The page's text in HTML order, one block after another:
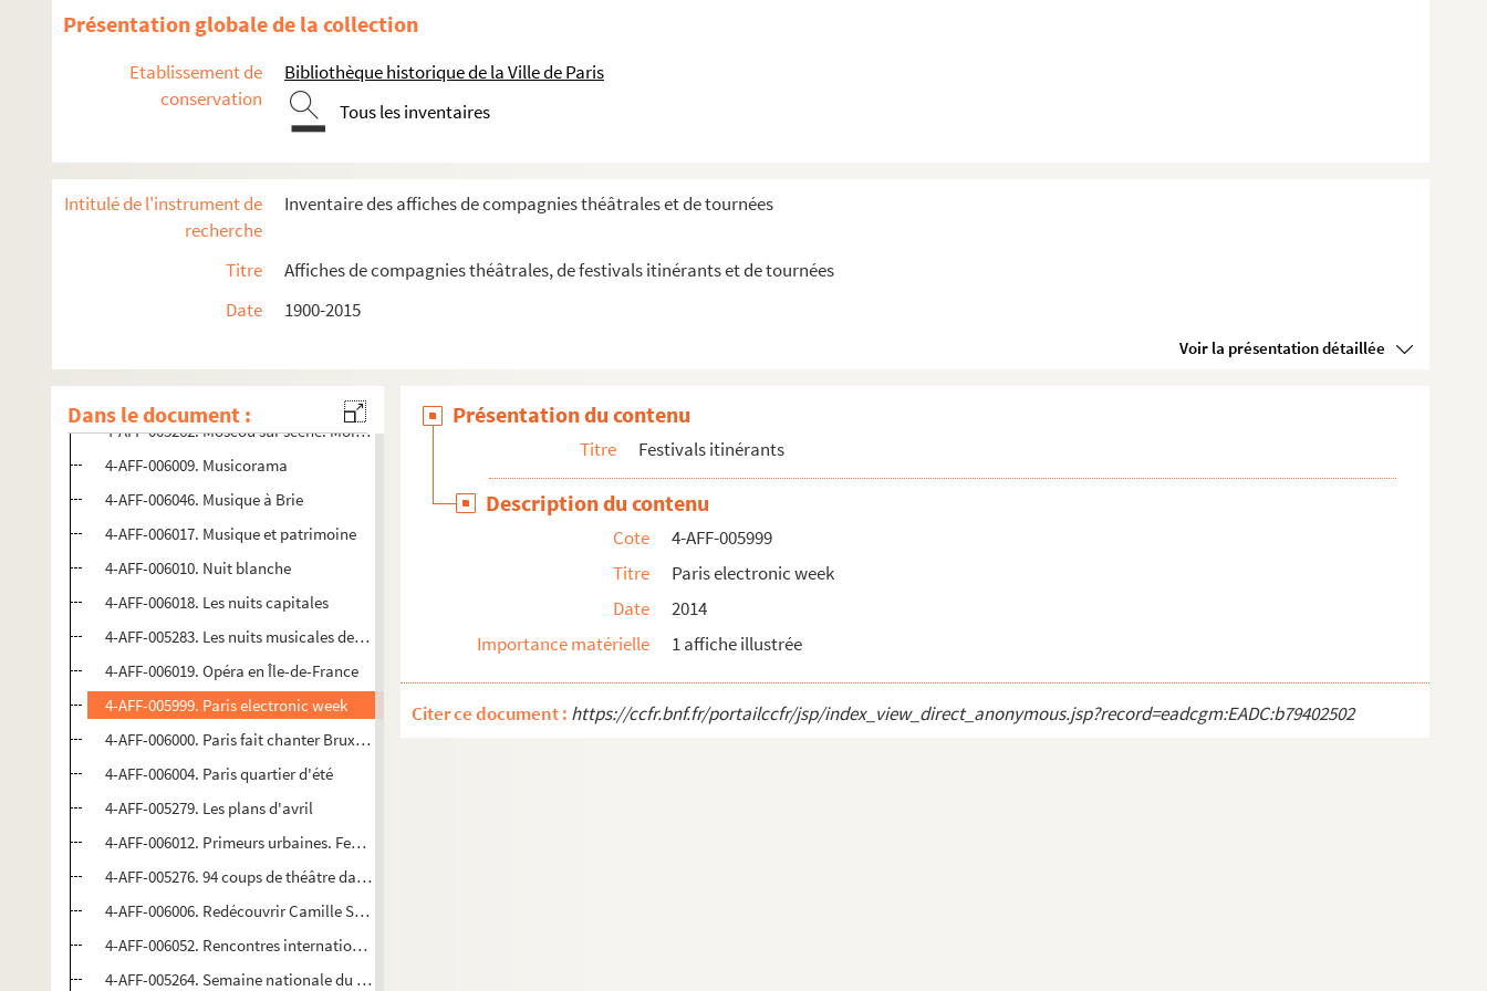
Présentation globale de la collection
Etablissement de
conservation
Bibliothèque historique de la Ville de Paris
Tous les inventaires
Intitulé de l'instrument de
recherche
Inventaire des affiches de compagnies théâtrales et de tournées
Titre
Affiches de compagnies théâtrales, de festivals itinérants et de tournées
Date
1900-2015
Voir la présentation détaillée
Dans le document :
4-AFF-005289. Fêtes d'été des Buttes Chaumont
4-AFF-005616. Jazz à la Villette
4-AFF-005993. Jazz à Vienne
4-AFF-005994. Jazz sur Seine
4-AFF-005982. Journées de musique amateur
4-AFF-005262. Moscou sur scène. Mois du théâtre russe contemporain à Paris
4-AFF-006009. Musicorama
4-AFF-006046. Musique à Brie
4-AFF-006017. Musique et patrimoine
4-AFF-006010. Nuit blanche
4-AFF-006018. Les nuits capitales
4-AFF-005283. Les nuits musicales de Paris
4-AFF-006019. Opéra en Île-de-France
4-AFF-005999. Paris electronic week
4-AFF-006000. Paris fait chanter Bruxelles
4-AFF-006004. Paris quartier d'été
4-AFF-005279. Les plans d'avril
4-AFF-006012. Primeurs urbaines. Festival des arts de la parole de la Boucle Nord de la Seine
4-AFF-005276. 94 coups de théâtre dans le Val-de-Marne
4-AFF-006006. Redécouvrir Camille Saint-Saens, musicien français
4-AFF-006052. Rencontres internationales de composition musicale de Cergy-Pontoise
4-AFF-005264. Semaine nationale du théâtre
Présentation du contenu
Titre Festivals itinérants
Description du contenu
Cote
4-AFF-005999
Titre
Paris electronic week
Date
2014
Importance matérielle
1 affiche illustrée
Citer ce document : https://ccfr.bnf.fr/portailccfr/jsp/index_view_direct_anonymous.jsp?record=eadcgm:EADC:b79402502